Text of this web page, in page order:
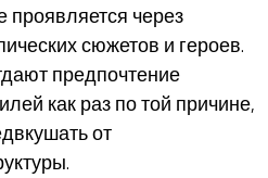
проявляется через
сюжетов и героев.
предпочтение
как раз по той причине,
от